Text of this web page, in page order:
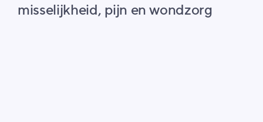
misselijkheid, pijn en wondzorg